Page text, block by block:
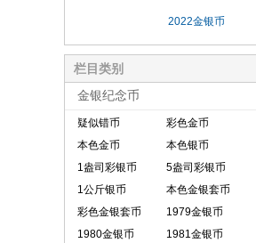
2022金银币
栏目类别
金银纪念币
疑似错币
彩色金币
本色金币
本色银币
1盎司彩银币
5盎司彩银币
1公斤银币
本色金银套币
彩色金银套币
1979金银币
1980金银币
1981金银币